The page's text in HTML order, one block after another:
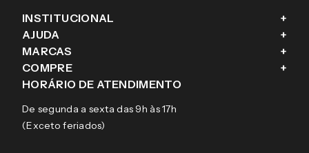
INSTITUCIONAL +
Sobre a eÓtica
Aviso de privacidade
Termos e condições de uso
AJUDA +
Trocas e Devoluções
Pagamentos
Garantias
MARCAS +
Ray-Ban
Tecnol
Arnette
COMPRE +
Óculos de sol
Lentes de contato
HORÁRIO DE ATENDIMENTO
De segunda a sexta das 9h às 17h
(Exceto feriados)